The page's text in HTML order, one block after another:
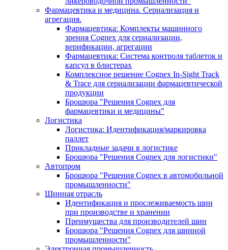
Фармацевтика и медицина. Сериализация и
агрегация.
Фармацевтика: Комплекты машинного
зрения Cognex для сериализации,
верификации, агрегации
Фармацевтика: Система контроля таблеток и
капсул в блистерах
Комплексное решение Cognex In-Sight Track
& Trace для сериализации фармацевтической
продукции
Брошюра "Решения Cognex для
фармацевтики и медицины"
Логистика
Логистика: Идентификация/маркировка
паллет
Прикладные задачи в логистике
Брошюра "Решения Cognex для логистики"
Автопром
Брошюра "Решения Cognex в автомобильной
промышленности"
Шинная отрасль
Идентификация и прослеживаемость шин
при производстве и хранении
Преимущества для производителей шин
Брошюра "Решения Cognex для шинной
промышленности"